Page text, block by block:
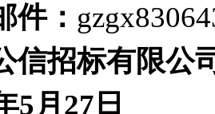
件：
信招标有限公
5月 27 日